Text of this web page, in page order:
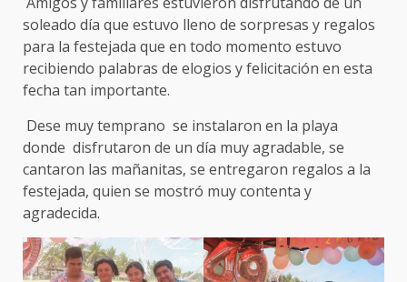
soleado día que estuvo lleno de sorpresas y regalos
para la festejada que en todo momento estuvo
recibiendo palabras de elogios y felicitación en esta
fecha tan importante.
Dese muy temprano se instalaron en la playa
donde disfrutaron de un día muy agradable, se
cantaron las mañanitas, se entregaron regalos a la
festejada, quien se mostró muy contenta y
agradecida.